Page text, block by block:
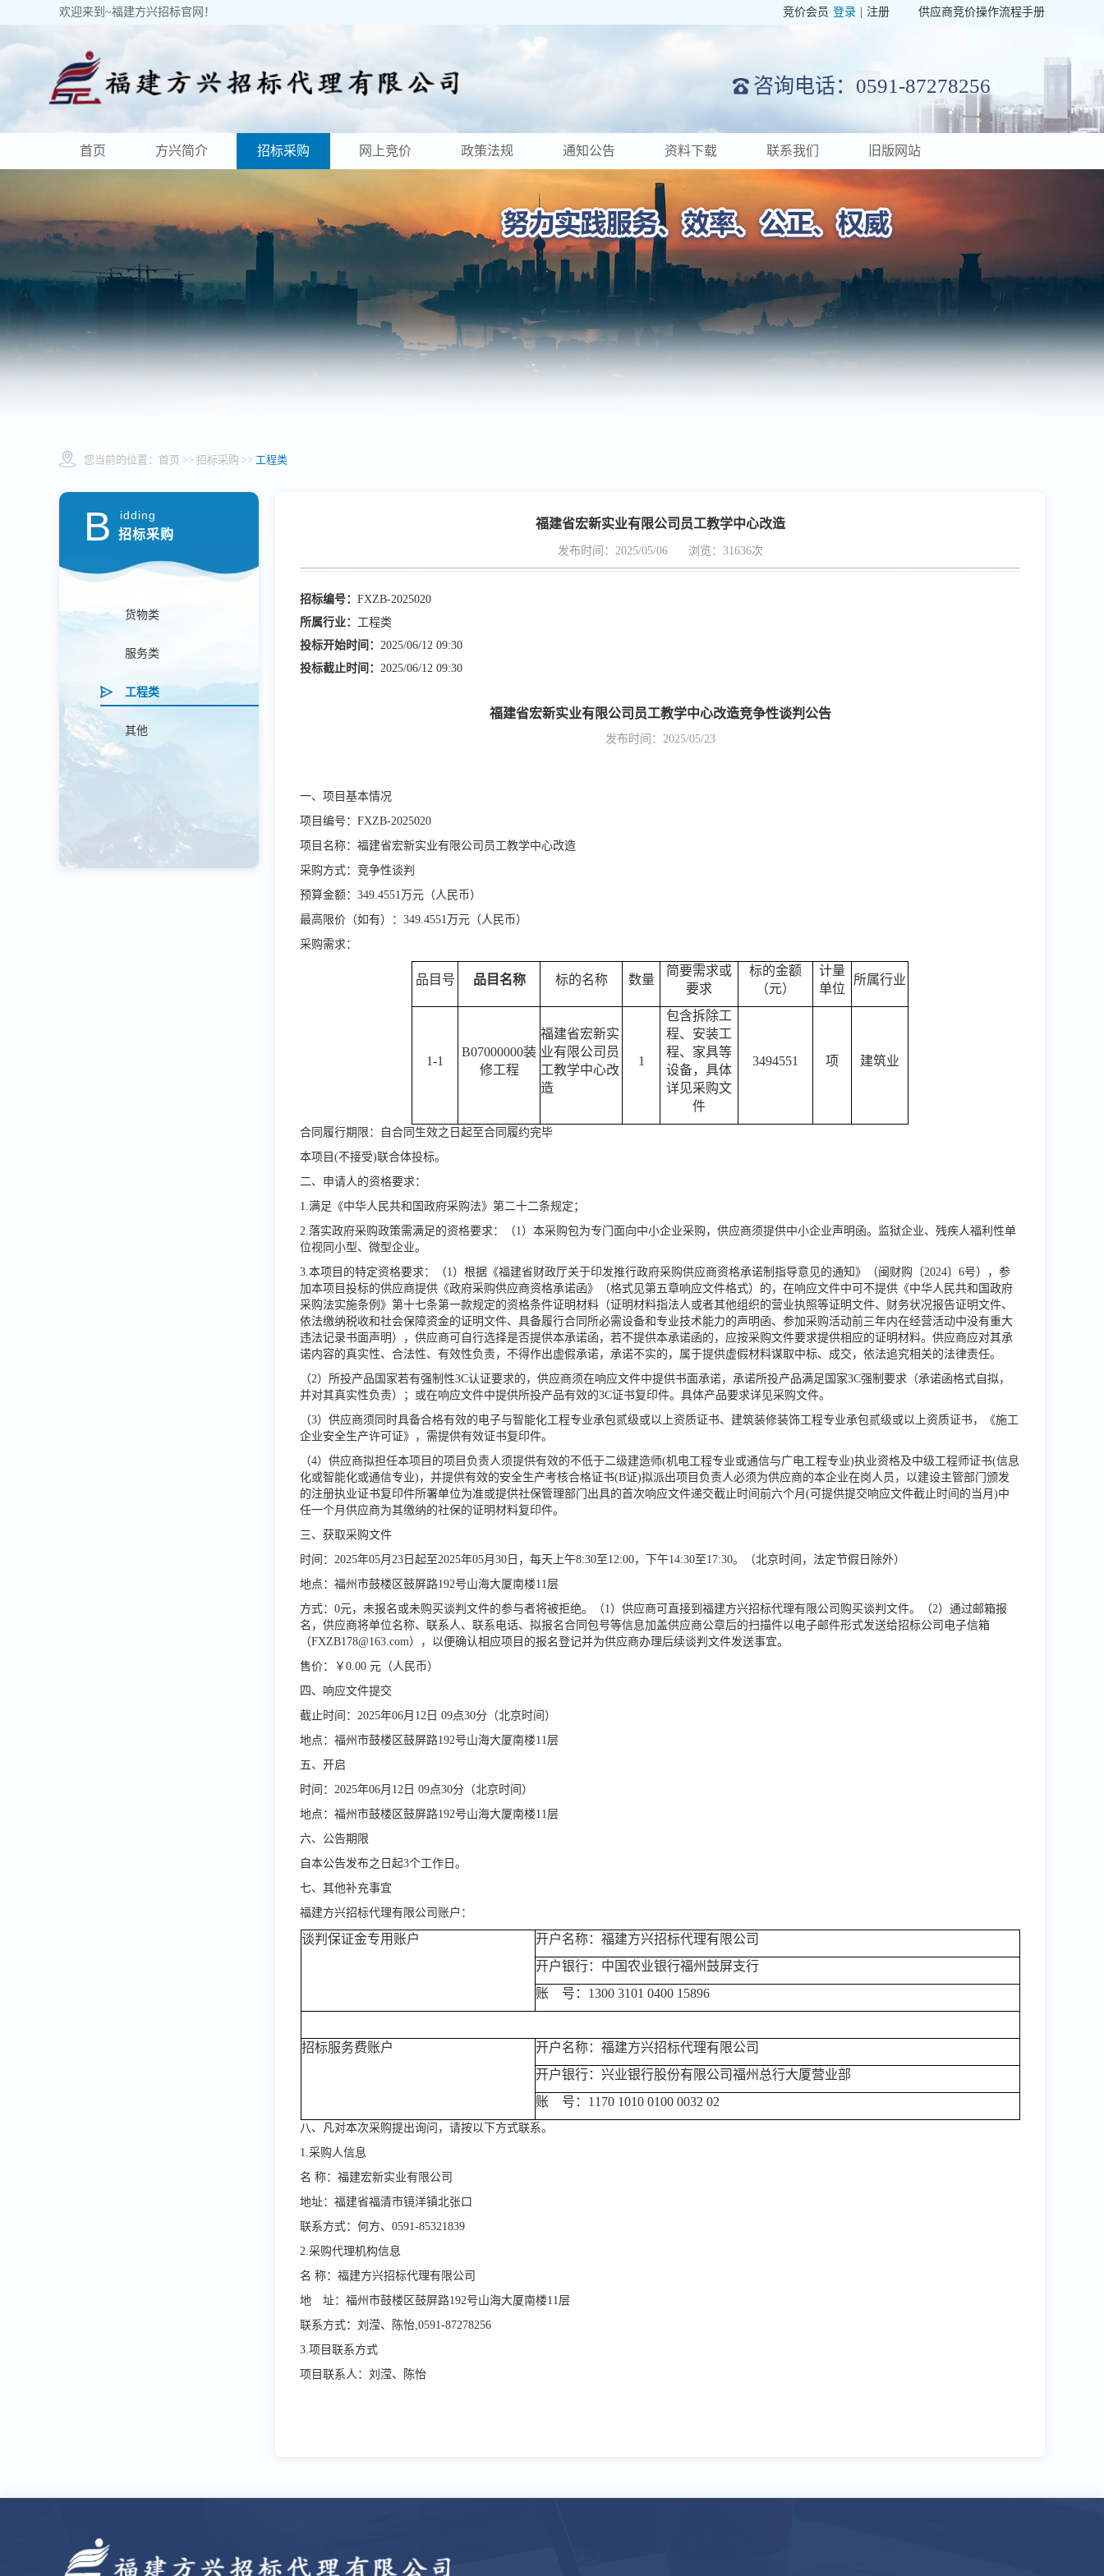
欢迎来到~福建方兴招标官网！ 竞价会员 登录 注册 供应商竞价操作流程手册
咨询电话：0591-87278256
首页 方兴简介 招标采购 网上竞价 政策法规 通知公告 资料下载 联系我们 旧版网站
您当前的位置： 首页 >> 招标采购 >> 工程类
B idding
招标采购
货物类
服务类
工程类
其他
福建省宏新实业有限公司员工教学中心改造
发布时间：2025/05/06 浏览：31636次
招标编号：FXZB-2025020
所属行业： 工程类
投标开始时间：2025/06/12 09:30
投标截止时间：2025/06/12 09:30
福建省宏新实业有限公司员工教学中心改造竞争性谈判公告
发布时间：2025/05/23
一、项目基本情况
项目编号：FXZB-2025020
项目名称：福建省宏新实业有限公司员工教学中心改造
采购方式：竞争性谈判
预算金额：349.4551 万元（人民币）
最高限价（如有）：349.4551 万元（人民币）
采购需求：
品目号 品目名称 标的名称 数量
简要需求或
要求
标的金额
（元）
计量
单位
所属行业
1-1
B07000000装
修工程
福建省宏新实
业有限公司员
工教学中心改
造
1
包含拆除工
程、 安装工
程、家具等
设备，具体
详见采购文
件
3494551 项 建筑业
合同履行期限：自合同生效之日起至合同履约完毕
本项目(不接受)联合体投标。
二、申请人的资格要求：
1.满足《中华人民共和国政府采购法》第二十二条规定；
2.落实政府采购政策需满足的资格要求：
（1）本采购包为专门面向中小企业采购，供应商须提供中小企业声明函。监狱企业、残疾人福利性单
位视同小型、微型企业。
3.本项目的特定资格要求：
（1）根据《福建省财政厅关于印发推行政府采购供应商资格承诺制指导意见的通知》（闽财购〔2024〕6号），参
加本项目投标的供应商提供《政府采购供应商资格承诺函》（格式见第五章响应文件格式）的，在响应文件中可不提供《中华人民共和国政府
采购法实施条例》第十七条第一款规定的资格条件证明材料（证明材料指法人或者其他组织的营业执照等证明文件、财务状况报告证明文件、
依法缴纳税收和社会保障资金的证明文件、具备履行合同所必需设备和专业技术能力的声明函、参加采购活动前三年内在经营活动中没有重大
违法记录书面声明），供应商可自行选择是否提供本承诺函，若不提供本承诺函的，应按采购文件要求提供相应的证明材料。供应商应对其承
诺内容的真实性、合法性、有效性负责，不得作出虚假承诺，承诺不实的，属于提供虚假材料谋取中标、成交，依法追究相关的法律责任。
（2） 所投产品国家若有强制性3C认证要求的，供应商须在响应文件中提供书面承诺，承诺所投产品满足国家3C强制要求（承诺函格式自拟，
并对其真实性负责）；或在响应文件中提供所投产品有效的3C证书复印件。具体产品要求详见采购文件。
（3）供应商须同时具备合格有效的电子与智能化工程专业承包贰级或以上资质证书、建筑装修装饰工程专业承包贰级或以上资质证书，《施工
企业安全生产许可证》，需提供有效证书复印件。
（4）供应商拟担任本项目的项目负责人须提供有效的不低于二级建造师(机电工程专业或通信与广电工程专业)执业资格及中级工程师证书(信息
化或智能化或通信专业)，并提供有效的安全生产考核合格证书(B证)拟派出项目负责人必须为供应商的本企业在岗人员，以建设主管部门颁发
的注册执业证书复印件所署单位为准或提供社保管理部门出具的首次响应文件递交截止时间前六个月(可提供提交响应文件截止时间的当月)中
任一个月供应商为其缴纳的社保的证明材料复印件。
三、获取采购文件
时间：2025年05月23 日起至2025年05月30 日，每天上午8:30至12:00，下午14:30至17:30。（北京时间，法定节假日除外）
地点：福州市鼓楼区鼓屏路192号山海大厦南楼11层
方式：0元，未报名或未购买谈判文件的参与者将被拒绝。（1）供应商可直接到福建方兴招标代理有限公司购买谈判文件。（2）通过邮箱报
名，供应商将单位名称、联系人、联系电话、拟报名合同包号等信息加盖供应商公章后的扫描件以电子邮件形式发送给招标公司电子信箱
（FXZB178@163.com），以便确认相应项目的报名登记并为供应商办理后续谈判文件发送事宜。
售价：￥0.00元（人民币）
四、响应文件提交
截止时间：2025年06月12 日 09点30分（北京时间）
地点：福州市鼓楼区鼓屏路192号山海大厦南楼11层
五、开启
时间：2025年06月12 日 09点30分（北京时间）
地点：福州市鼓楼区鼓屏路192号山海大厦南楼11层
六、公告期限
自本公告发布之日起3个工作日。
七、其他补充事宜
福建方兴招标代理有限公司账户：
谈判保证金专用账户
开户名称：福建方兴招标代理有限公司
开户银行：中国农业银行福州鼓屏支行
账
号：1300 3101 0400 15896
招标服务费账户
开户名称：福建方兴招标代理有限公司
开户银行：兴业银行股份有限公司福州总行大厦营业部
账
号：1170 1010 0100 0032 02
八、凡对本次采购提出询问，请按以下方式联系。
1.采购人信息
名 称：福建宏新实业有限公司
地址：福建省福清市镜洋镇北张口
联系方式：何方、0591-85321839
2.采购代理机构信息
名 称：福建方兴招标代理有限公司
地 址：福州市鼓楼区鼓屏路192号山海大厦南楼11层
联系方式：刘滢、陈怡,0591-87278256
3.项目联系方式
项目联系人：刘滢、陈怡